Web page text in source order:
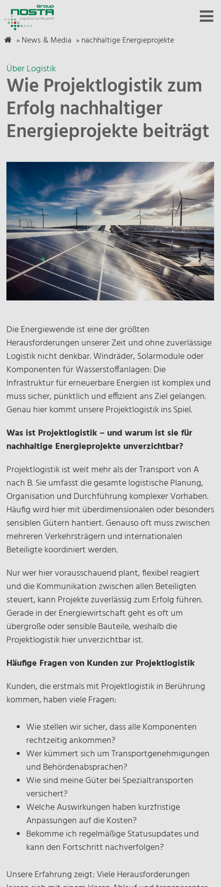
»News & Media »nachhaltige Energieprojekte
Über Logistik
Wie Projektlogistik zum
Erfolg nachhaltiger
Energieprojekte beiträgt
Die Energiewende ist eine der größten
Herausforderungen unserer Zeit und ohne zuverlässige
Logistik nicht denkbar. Windräder, Solarmodule oder
Komponenten für Wasserstoffanlagen: Die
Infrastruktur für erneuerbare Energien ist komplex und
muss sicher, pünktlich und effizient ans Ziel gelangen.
Genau hier kommt unsere Projektlogistik ins Spiel.
Was ist Projektlogistik – und warum ist sie für
nachhaltige Energieprojekte unverzichtbar?
Projektlogistik ist weit mehr als der Transport von A
nach B. Sie umfasst die gesamte logistische Planung,
Organisation und Durchführung komplexer Vorhaben.
Häufig wird hier mit überdimensionalen oder besonders
sensiblen Gütern hantiert. Genauso oft muss zwischen
mehreren Verkehrsträgern und internationalen
Beteiligte koordiniert werden.
Nur wer hier vorausschauend plant, flexibel reagiert
und die Kommunikation zwischen allen Beteiligten
steuert, kann Projekte zuverlässig zum Erfolg führen.
Gerade in der Energiewirtschaft geht es oft um
übergroße oder sensible Bauteile, weshalb die
Projektlogistik hier unverzichtbar ist.
Häufige Fragen von Kunden zur Projektlogistik
Kunden, die erstmals mit Projektlogistik in Berührung
kommen, haben viele Fragen:
Wie stellen wir sicher, dass alle Komponenten
rechtzeitig ankommen?
Wer kümmert sich um Transportgenehmigungen
und Behördenabsprachen?
Wie sind meine Güter bei Spezialtransporten
versichert?
Welche Auswirkungen haben kurzfristige
Anpassungen auf die Kosten?
Bekomme ich regelmäßige Statusupdates und
kann den Fortschritt nachverfolgen?
Unsere Erfahrung zeigt: Viele Herausforderungen